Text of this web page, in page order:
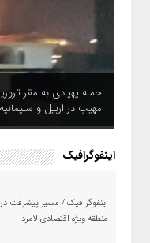
حمله پهپادی به مقر
مهیب در اربیل و
اینفوگرافیک
اینفوگرافیک / مسیر پیشرفت در
منطقه ویژه اقتصادی لامرد